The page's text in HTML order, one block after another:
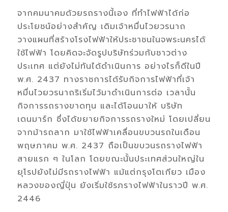
จากคมนาคมด้วยรถรางนี้เอง ที่ทำไฟฟ้าได้ก่อ
ประโยชน์อย่างสำคัญ เดิมเจ้าหมื่นไวยวรนาถ
วางแผนที่สร้างโรงไฟฟ้าให้ประชาชนในจพระนครได้
ใช้ไฟฟ้า โดยคิดจะจัดรูปบริษัทร่วมกับชาวต่าง
ประเทศ แต่ยังไม่ทันได้ดำเนินการ อย่างไรก็ดีในปี
พ.ศ. 2437 ทางราชการได้รับกิจการไฟฟ้าที่เจ้า
หมื่นไวยวรนาถริเริ่มไว้มาดำเนินการต่อ เวลานั้น
กิจการรถรางขาดทุน และได้โอนมาให้ บริษัท
เดนมาร์ก ซึ่งได้ขยายกิจการรถรางใหม่ โดยเปลี่ยน
จากม้ารถลาก มาใช้ไฟฟ้าเคลื่อนขบวนรถในเดือน
พฤษภาคม พ.ศ. 2437 ถือเป็นขบวนรถรางไฟฟ้า
สายแรก ๆ ในโลก โดยขณะนั้นประเทศส่วนใหญ่ใน
ยุโรปยังไม่มีรถรางไฟฟ้า แม้แต่กรุงโตเกียว เมือง
หลวงของญี่ปุ่น ยังเริ่มใช้รภรางไฟฟ้าในราวปี พ.ศ.
2446